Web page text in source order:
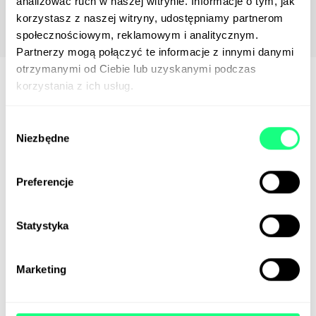
korzystasz z naszej witryny, udostępniamy partnerom
społecznościowym, reklamowym i analitycznym.
Partnerzy mogą połączyć te informacje z innymi danymi
otrzymanymi od Ciebie lub uzyskanymi podczas
korzystania z ich usług.
zgody
Niezbędne
Preferencje
Statystyka
Marketing
Kampania i
Projekt i proces wdrożenia zakładał
wykorzystanie najlepszych praktyk SEO, m.in.
wyszukiwania Google, a także odpowiedniej
skutecznego pozycjonowania strony, za które